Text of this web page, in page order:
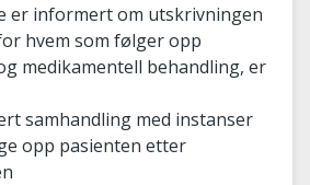
er informert om utskrivningen
hvem som følger opp
medikamentell behandling, er
samhandling med instanser
opp pasienten etter